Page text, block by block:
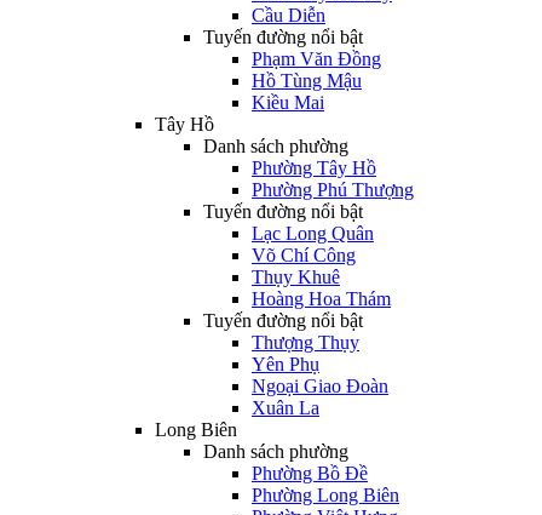
Cầu Diễn
Tuyến đường nổi bật
Phạm Văn Đồng
Hồ Tùng Mậu
Kiều Mai
Tây Hồ
Danh sách phường
Phường Tây Hồ
Phường Phú Thượng
Tuyến đường nổi bật
Lạc Long Quân
Võ Chí Công
Thụy Khuê
Hoàng Hoa Thám
Tuyến đường nổi bật
Thượng Thụy
Yên Phụ
Ngoại Giao Đoàn
Xuân La
Long Biên
Danh sách phường
Phường Bồ Đề
Phường Long Biên